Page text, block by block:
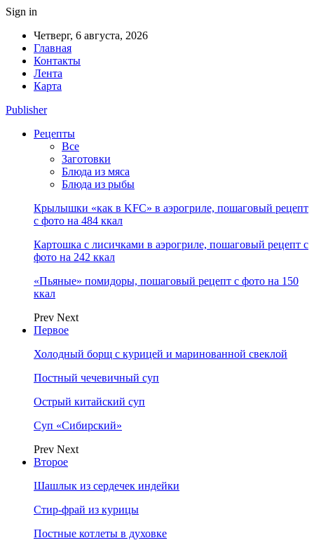
Sign in
Четверг, 6 августа, 2026
Главная
Контакты
Лента
Карта
Publisher
Рецепты
Все
Заготовки
Блюда из мяса
Блюда из рыбы
Крылышки «как в KFC» в аэрогриле, пошаговый рецепт
с фото на 484 ккал
Картошка с лисичками в аэрогриле, пошаговый рецепт с
фото на 242 ккал
«Пьяные» помидоры, пошаговый рецепт с фото на 150
ккал
Prev Next
Первое
Холодный борщ с курицей и маринованной свеклой
Постный чечевичный суп
Острый китайский суп
Суп «Сибирский»
Prev Next
Второе
Шашлык из сердечек индейки
Стир-фрай из курицы
Постные котлеты в духовке